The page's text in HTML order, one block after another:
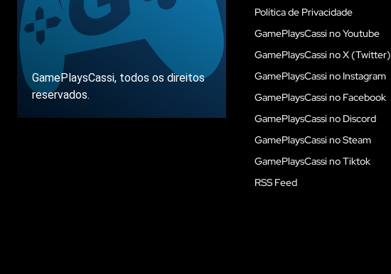
GamePlaysCassi, todos os direitos
reservados.
Política de Privacidade
GamePlaysCassi no Youtube
GamePlaysCassi no X (Twitter)
GamePlaysCassi no Instagram
GamePlaysCassi no Facebook
GamePlaysCassi no Discord
GamePlaysCassi no Steam
GamePlaysCassi no Tiktok
RSS Feed